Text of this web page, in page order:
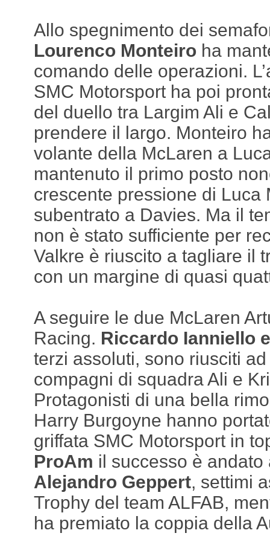
Allo spegnimento dei
Lourenco Monteiro ha
comando delle operazioni.
SMC Motorsport ha poi
del duello tra Largim Ali e
prendere il largo. Monteiro
volante della McLaren a
mantenuto il primo posto
crescente pressione di Luca
subentrato a Davies. Ma il
non è stato sufficiente per
Valkre è riuscito a tagliare il
con un margine di quasi
A seguire le due McLaren
Racing. Riccardo Ianniello
terzi assoluti, sono riusciti
compagni di squadra Ali e
Protagonisti di una bella
Harry Burgoyne hanno
griffata SMC Motorsport in
ProAm il successo è
Alejandro Geppert, settimi
Trophy del team ALFAB,
ha premiato la coppia della